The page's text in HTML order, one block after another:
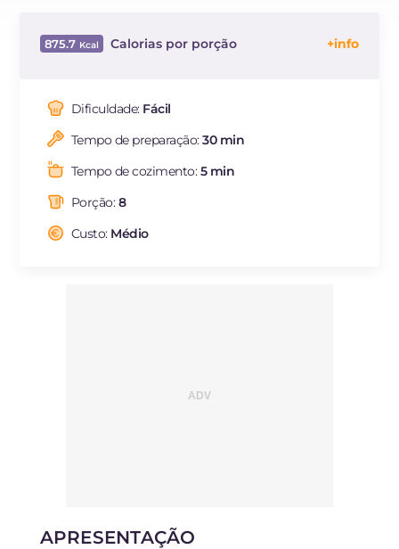
DE
NL
875.7 Calorias por porção
dos quais açúcares
Proteína
Gorduras
saturadas
Fibra
Colesterol
Dificuldade: Fácil
Tempo de preparação:30 min
Tempo de cozimento:5 min
Porção:8
Custo: Médio
APRESENTAÇÃO